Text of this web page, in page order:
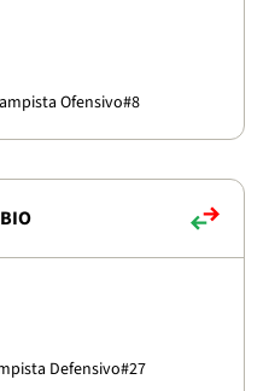
Ofensivo#8
Defensivo#27